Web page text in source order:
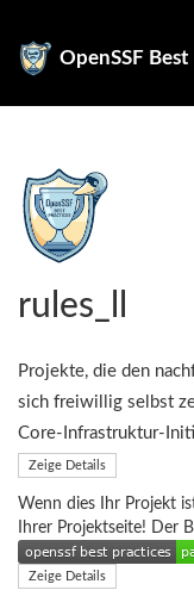
OpenSSF
rules_ll
Projekte, die den
sich freiwillig selbst
Core-Infrastruktur-
Zeige Details
Wenn dies Ihr Projekt
Ihrer Projektseite! Der
Zeige Details